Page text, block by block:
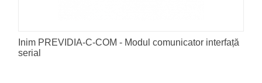
Inim PREVIDIA-C-COM - Modul comunicator interfață
serial